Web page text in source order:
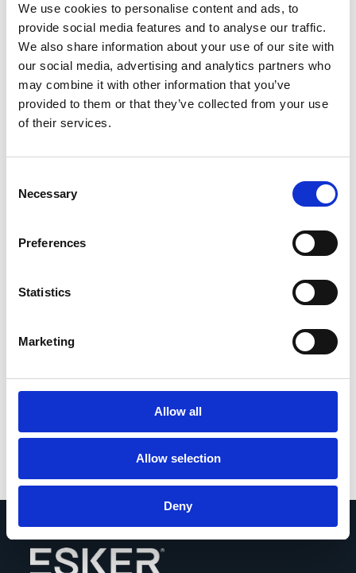
We use cookies to personalise content and ads, to
provide social media features and to analyse our traffic.
We also share information about your use of our site with
our social media, advertising and analytics partners who
may combine it with other information that you’ve
provided to them or that they’ve collected from your use
of their services.
Selection
Necessary
Preferences
Statistics
Marketing
Allow all
Allow selection
Deny
Location
Milano
Venue
Excelsior Hotel
GalliaIndirizzo
Esker All Access 2026 è il punto
settore che stanno utilizzando l’AI
generare un reale impatto sul
aperte per sfruttare al meglio le tue
Scopri di più